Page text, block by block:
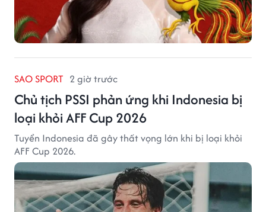
SAO SPORT 2 giờ trước
Chủ tịch PSSI phản ứng khi Indonesia bị
loại khỏi AFF Cup 2026
Tuyển Indonesia đã gây thất vọng lớn khi bị loại khỏi
AFF Cup 2026.